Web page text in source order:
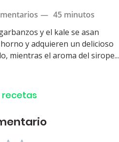
— 45 minutos
y el kale se asan
y adquieren un delicioso
mientras el aroma del sirope...
recetas